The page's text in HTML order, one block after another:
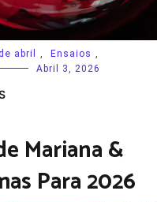
abril , Ensaios ,
Abril 3, 2026
Mariana &
Para 2026